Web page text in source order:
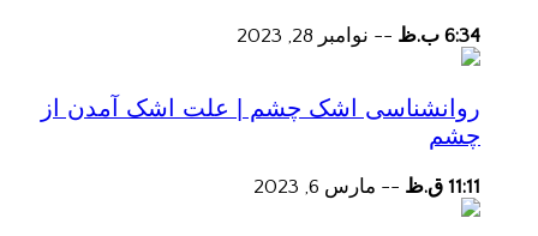
6:34 ب.ظ -- نوامبر 28, 2023
روانشناسی اشک چشم | علت اشک آمدن از
چشم
11:11 ق.ظ -- مارس 6, 2023